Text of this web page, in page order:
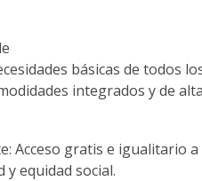
básicas de todos
integrados y de
Acceso gratis e igualitario
equidad social.